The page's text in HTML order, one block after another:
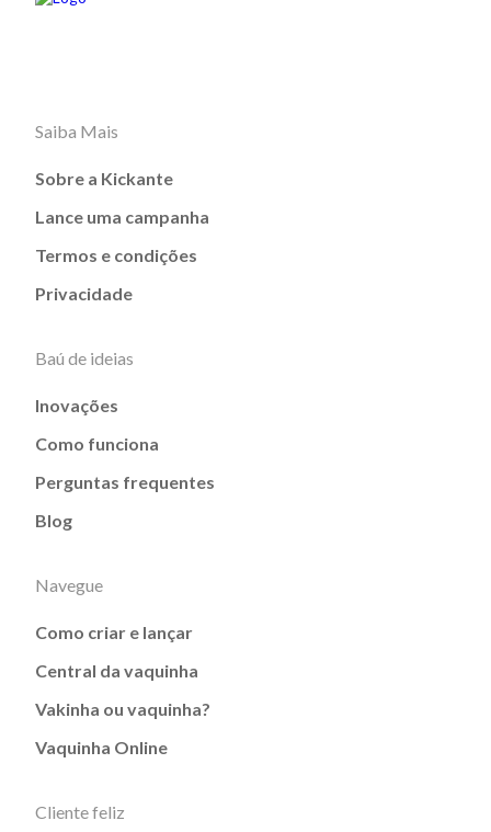
Saiba Mais
Sobre a Kickante
Lance uma campanha
Termos e condições
Privacidade
Baú de ideias
Inovações
Como funciona
Perguntas frequentes
Blog
Navegue
Como criar e lançar
Central da vaquinha
Vakinha ou vaquinha?
Vaquinha Online
Cliente feliz